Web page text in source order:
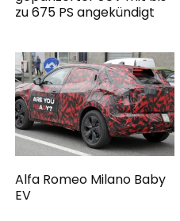
zu 675 PS angekündigt
Alfa Romeo Milano Baby
EV